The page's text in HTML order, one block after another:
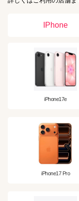
IPhone
iPhone17e
iPhone17 Pro